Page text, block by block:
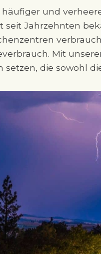
und
Jahrzehnten
Mit
die sowohl